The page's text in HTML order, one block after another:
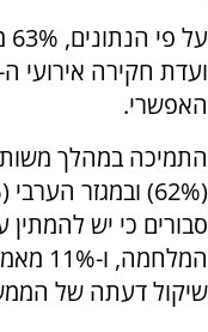
האפשרי.
התמיכה במהלך
סבורים כי יש
שיקול דעתה של